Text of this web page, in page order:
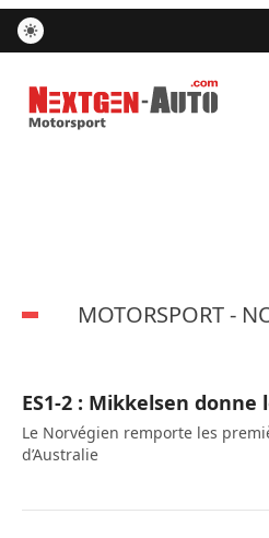
Nextgen-Auto.com
MOTORSPORT -
ES1-2 : Mikkelsen donne
Le Norvégien remporte les
d’Australie